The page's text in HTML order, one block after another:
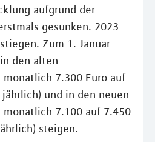
aufgrund der
gesunken. 2023
Zum 1. Januar
den alten
monatlich 7.300 Euro auf
und in den neuen
monatlich 7.100 auf 7.450
steigen.